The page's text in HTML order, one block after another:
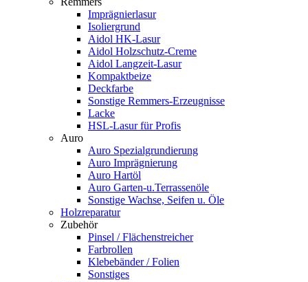
Imprägnierlasur
Isoliergrund
Aidol HK-Lasur
Aidol Holzschutz-Creme
Aidol Langzeit-Lasur
Kompaktbeize
Deckfarbe
Sonstige Remmers-Erzeugnisse
Lacke
HSL-Lasur für Profis
Auro
Auro Spezialgrundierung
Auro Imprägnierung
Auro Hartöl
Auro Garten-u.Terrassenöle
Sonstige Wachse, Seifen u. Öle
Holzreparatur
Zubehör
Pinsel / Flächenstreicher
Farbrollen
Klebebänder / Folien
Sonstiges